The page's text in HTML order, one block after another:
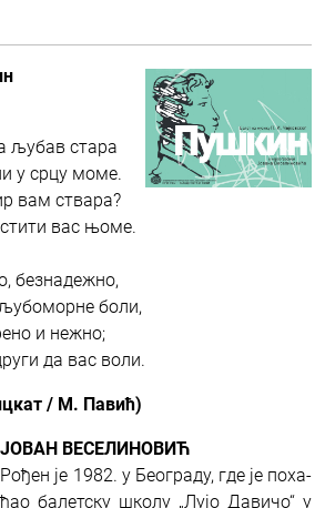
љубав стара
у срцу моме.
вам ствара?
вас њоме.
безнадежно,
боли,
и нежно;
да вас воли.
/ М. Павић)
ЈО­ВАН ВЕ­СЕ­ЛИ­НО­ВИЋ
Ро­ђен је 1982. у Бе­о­гра­ду, где је по­ха­
ђао ба­лет­ску шко­лу „Лу­јо Да­ви­чо“ у